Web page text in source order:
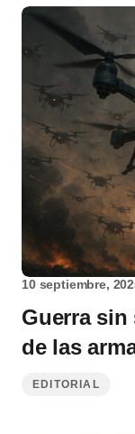
10 septiembre,
Guerra
de las
EDITORIAL